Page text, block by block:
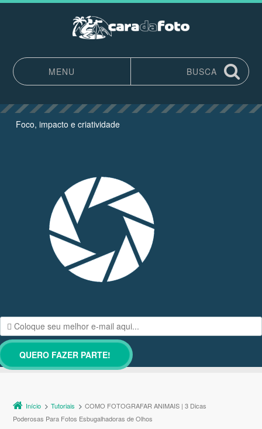
MENU
BUSCA
Foco, impacto e criatividade
Início Tutoriais
COMO FOTOGRAFAR ANIMAIS | 3 Dicas
Poderosas Para Fotos Esbugalhadoras de Olhos